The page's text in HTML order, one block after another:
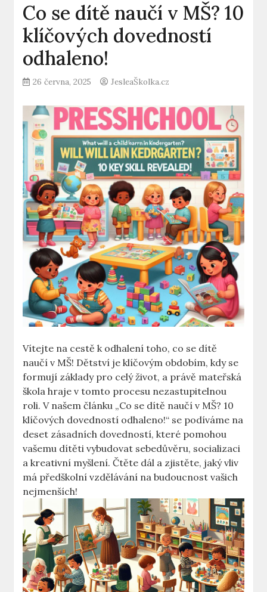
Co se dítě naučí v MŠ? 10
klíčových dovedností
odhaleno!
26 června, 2025 JesleaŠkolka.cz
Vítejte na cestě⁣ k odhalení‌ toho, co ⁣se dítě​
naučí v MŠ! ‌Dětství je ​klíčovým obdobím, kdy se
formují základy ‍pro celý život, a ⁢právě ⁣mateřská
škola hraje v‍ tomto procesu nezastupitelnou
roli. V našem článku „Co se dítě naučí v MŠ?⁢ 10
klíčových⁢ dovedností odhaleno!“ se podíváme na
deset zásadních‍ dovedností, které​ pomohou
vašemu dítěti vybudovat sebedůvěru, socializaci
a kreativní myšlení.⁤ Čtěte dál a zjistěte, jaký vliv
má předškolní vzdělávání na budoucnost⁤ vašich
⁤nejmenších!